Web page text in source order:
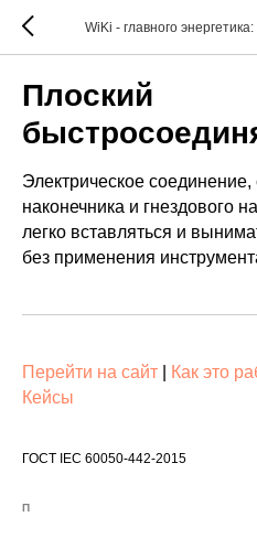
WiKi - главного
Плоский
Электрическое
наконечника и гнездового
легко вставляться и
без применения
Перейти на сайт Как это
Кейсы
ГОСТ IEC 60050-442-2015
П